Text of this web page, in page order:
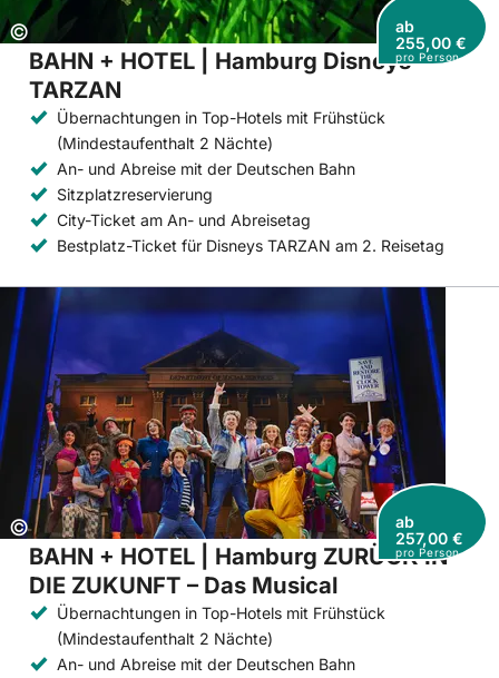
Copyright:
©
ab
255,00 €
pro Person
BAHN + HOTEL | Hamburg Disneys
TARZAN
Übernachtungen in Top-Hotels mit Frühstück
(Mindestaufenthalt 2 Nächte)
An- und Abreise mit der Deutschen Bahn
Sitzplatzreservierung
City-Ticket am An- und Abreisetag
Bestplatz-Ticket für Disneys TARZAN am 2. Reisetag
Copyright:
©
ab
257,00 €
pro Person
BAHN + HOTEL | Hamburg ZURÜCK IN
DIE ZUKUNFT – Das Musical
Übernachtungen in Top-Hotels mit Frühstück
(Mindestaufenthalt 2 Nächte)
An- und Abreise mit der Deutschen Bahn